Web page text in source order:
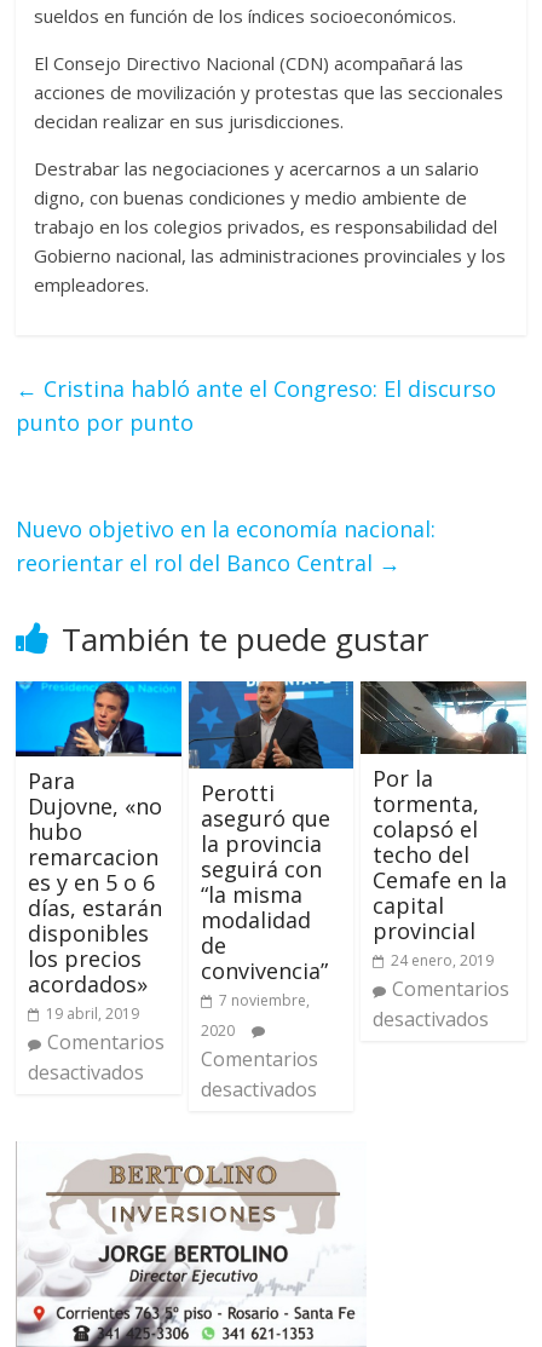
sueldos en función de los índices socioeconómicos.
El Consejo Directivo Nacional (CDN) acompañará las
acciones de movilización y protestas que las seccionales
decidan realizar en sus jurisdicciones.
Destrabar las negociaciones y acercarnos a un salario
digno, con buenas condiciones y medio ambiente de
trabajo en los colegios privados, es responsabilidad del
Gobierno nacional, las administraciones provinciales y los
empleadores.
← Cristina habló ante el Congreso: El discurso
punto por punto
Nuevo objetivo en la economía nacional:
reorientar el rol del Banco Central →
También te puede gustar
Para
Dujovne, «no
hubo
remarcacion
es y en 5 o 6
días, estarán
disponibles
los precios
acordados»
19 abril, 2019
Comentarios
desactivados
Perotti
aseguró que
la provincia
seguirá con
“la misma
modalidad
de
convivencia”
7 noviembre,
2020
Comentarios
desactivados
Por la
tormenta,
colapsó el
techo del
Cemafe en la
capital
provincial
24 enero, 2019
Comentarios
desactivados